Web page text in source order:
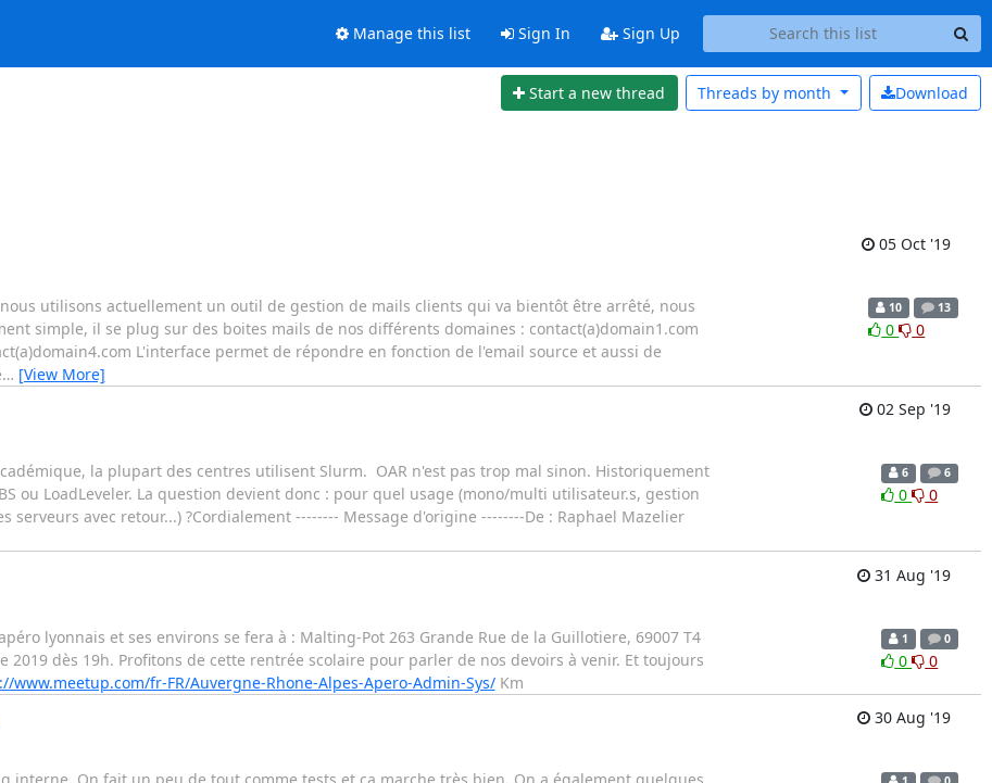
Manage this list Sign In Sign Up
Start a new thread Download
Threads by month
05 Oct '19
utilisons actuellement un outil de gestion de mails clients qui va bientôt être arrêté, nous
simple, il se plug sur des boites mails de nos différents domaines : contact(a)domain1.com
L'interface permet de répondre en fonction de l'email source et aussi de
… [View More]
10 13
0 0
02 Sep '19
la plupart des centres utilisent Slurm. OAR n'est pas trop mal sinon. Historiquement
ou LoadLeveler. La question devient donc : pour quel usage (mono/multi utilisateur.s, gestion
avec retour...) ?Cordialement -------- Message d'origine --------De : Raphael Mazelier
6 6
0 0
31 Aug '19
lyonnais et ses environs se fera à : Malting-Pot 263 Grande Rue de la Guillotiere, 69007 T4
2019 dès 19h. Profitons de cette rentrée scolaire pour parler de nos devoirs à venir. Et toujours
www.meetup.com/fr-FR/Auvergne-Rhone-Alpes-Apero-Admin-Sys/Km
1 0
0 0
30 Aug '19